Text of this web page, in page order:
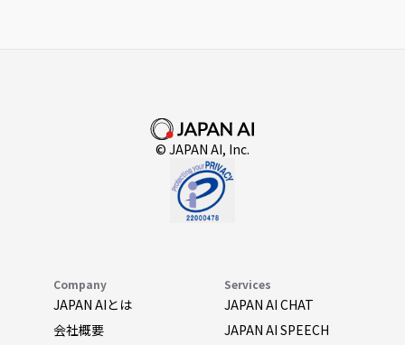
© JAPAN AI, Inc.
Company
JAPAN AIとは
会社概要
Services
JAPAN AI CHAT
JAPAN AI SPEECH